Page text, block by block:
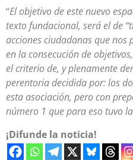
“El objetivo de este nuevo
texto fundacional, será el de
acciones ciudadanas que
en la consecución de
el criterio de, y plenamente
perentoria decidida por: los
esta asociación, pero con
número 1 que para eso tuvo
¡Difunde la noticia!